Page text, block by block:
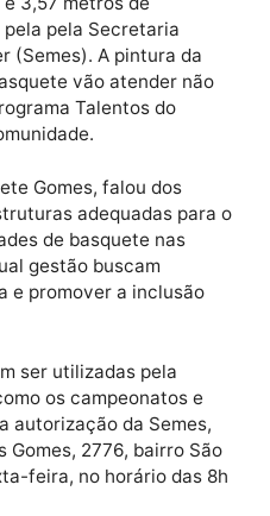
fixa tem altura 3,95
e 3,57 metros de
(Semes). A pintura da
basquete vão atender não
Talentos do
comunidade.
adequadas
de basquete nas
gestão buscam
e promover a inclusão